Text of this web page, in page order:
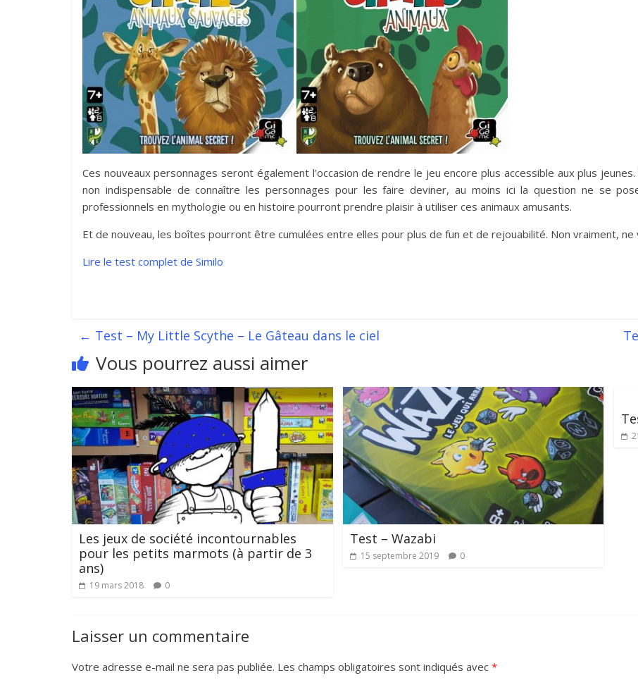
Ces nouveaux personnages seront également l’occasion de rendre le jeu encore plus accessible aux plus
non indispensable de connaître les personnages pour les faire deviner, au moins ici la question ne se
professionnels en mythologie ou en histoire pourront prendre plaisir à utiliser ces animaux amusants.
Et de nouveau, les boîtes pourront être cumulées entre elles pour plus de fun et de rejouabilité. Non vraiment, ne
Lire le test complet de Similo
← Test – My Little Scythe – Le Gâteau dans le ciel
Vous pourrez aussi aimer
Les jeux de société incontournables
pour les petits marmots (à partir de 3
ans)
19 mars 2018 0
Test – Wazabi
15 septembre 2019 0
Laisser un commentaire
Votre adresse e-mail ne sera pas publiée. Les champs obligatoires sont indiqués avec *